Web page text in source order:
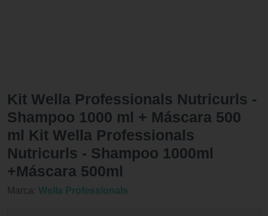
Kit Wella Professionals Nutricurls -
Shampoo 1000 ml + Máscara 500
ml Kit Wella Professionals
Nutricurls - Shampoo 1000ml
+Máscara 500ml
Marca: Wella Professionals